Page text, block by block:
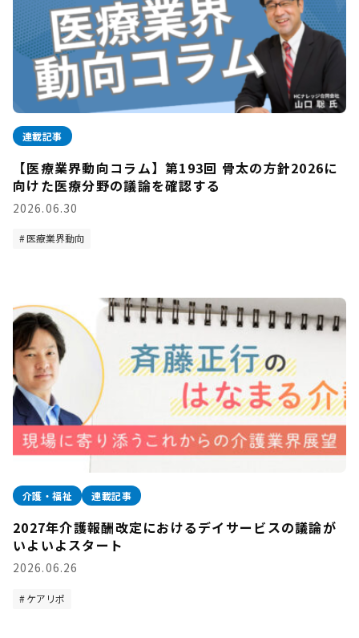
連載記事
【医療業界動向コラム】第193回 骨太の方針2026に
向けた医療分野の議論を確認する
2026.06.30
医療業界動向
介護・福祉 連載記事
2027年介護報酬改定におけるデイサービスの議論が
いよいよスタート
2026.06.26
ケアリポ